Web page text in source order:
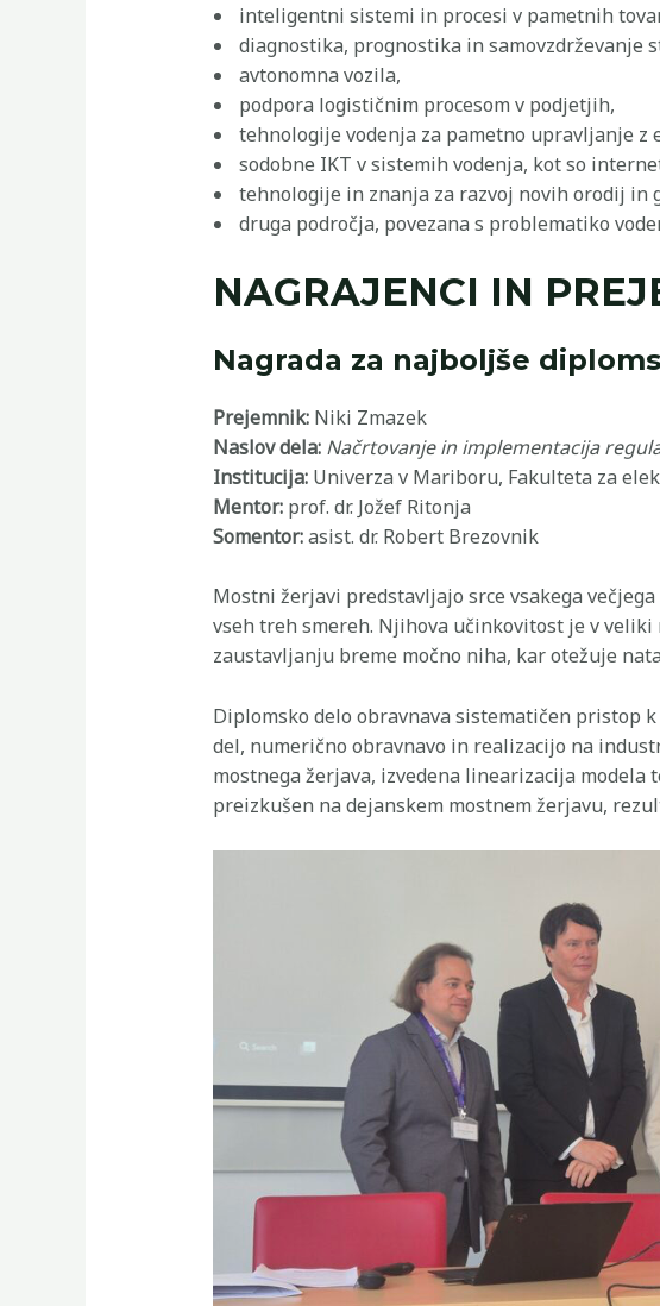
inteligentni sistemi in procesi v pametnih
diagnostika, prognostika in samovzdrževanje
avtonomna vozila,
podpora logističnim procesom v podjetjih,
tehnologije vodenja za pametno upravljanje z
sodobne IKT v sistemih vodenja, kot so
tehnologije in znanja za razvoj novih orodij in
druga področja, povezana s problematiko
NAGRAJENCI IN
Nagrada za najboljše
Prejemnik:Niki Zmazek
Naslov dela: Načrtovanje in implementacija
Institucija:Univerza v Mariboru, Fakulteta za
Mentor:prof. dr. Jožef Ritonja
Somentor:asist. dr. Robert Brezovnik
Mostni žerjavi predstavljajo srce vsakega
vseh treh smereh. Njihova učinkovitost je v
zaustavljanju breme močno niha, kar otežuje
Diplomsko delo obravnava sistematičen pristop
del, numerično obravnavo in realizacijo na
mostnega žerjava, izvedena linearizacija
preizkušen na dejanskem mostnem žerjavu,